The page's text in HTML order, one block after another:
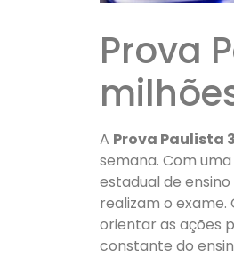
Prova
A Prova Paulista
semana. Com
estadual de ensino
realizam o
orientar as ações
constante do